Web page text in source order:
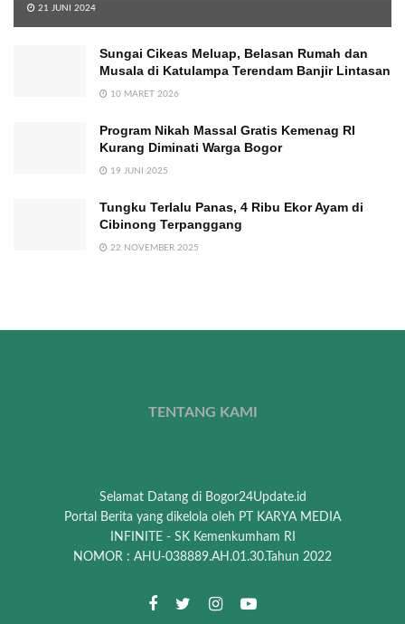
21 JUNI 2024
Sungai Cikeas Meluap, Belasan Rumah dan
Musala di Katulampa Terendam Banjir Lintasan
10 MARET 2026
Program Nikah Massal Gratis Kemenag RI
Kurang Diminati Warga Bogor
19 JUNI 2025
Tungku Terlalu Panas, 4 Ribu Ekor Ayam di
Cibinong Terpanggang
22 NOVEMBER 2025
TENTANG KAMI
Selamat Datang di Bogor24Update.id
Portal Berita yang dikelola oleh PT KARYA MEDIA
INFINITE - SK Kemenkumham RI
NOMOR : AHU-038889.AH.01.30.Tahun 2022